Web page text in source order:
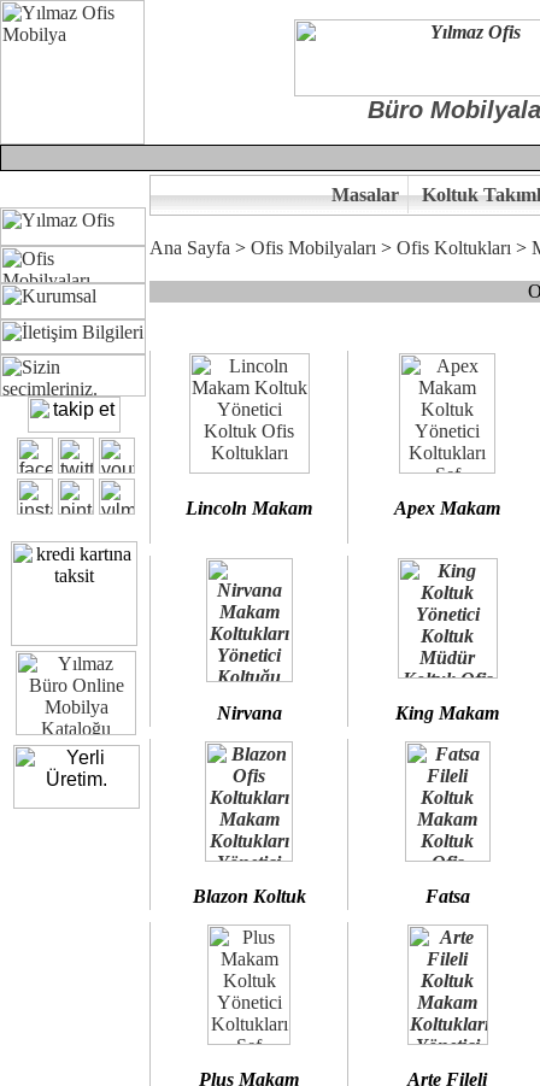
Büro
Ofisinizin dekorasyonunda ergonomi ve kaliteye önem
Çünkü sitemizde bulunan seçkin bürosit, goldsit ve modern
Size yakışan ofis koltuk tasarımına gelin birlikte karar verelim.
Kalite ve ergonomiyi arıyanların tercihi...Yılmaz Büro Mobilya
Masalar Koltuk
Ana Sayfa > Ofis Mobilyaları > Ofis Koltukları >
Lincoln Makam Apex Makam
Nirvana King Makam
Blazon Koltuk Fatsa
Plus Makam Arte Fileli